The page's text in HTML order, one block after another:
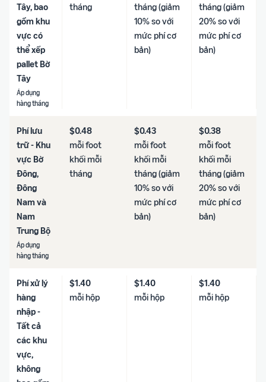
Tây, bao
gồm khu
vực có
thể xếp
pallet Bờ
Tây
Áp dụng
hàng tháng
tháng
tháng (giảm
10% so với
mức phí cơ
bản)
tháng (giảm
20% so với
mức phí cơ
bản)
Phí lưu
trữ - Khu
vực Bờ
Đông,
Đông
Nam và
Nam
Trung Bộ
Áp dụng
hàng tháng
$0.48
mỗi foot
khối mỗi
tháng
$0.43
mỗi foot
khối mỗi
tháng (giảm
10% so với
mức phí cơ
bản)
$0.38
mỗi foot
khối mỗi
tháng (giảm
20% so với
mức phí cơ
bản)
Phí xử lý
hàng
nhập -
Tất cả
các khu
vực,
không
$1.40
mỗi hộp
$1.40
mỗi hộp
$1.40
mỗi hộp